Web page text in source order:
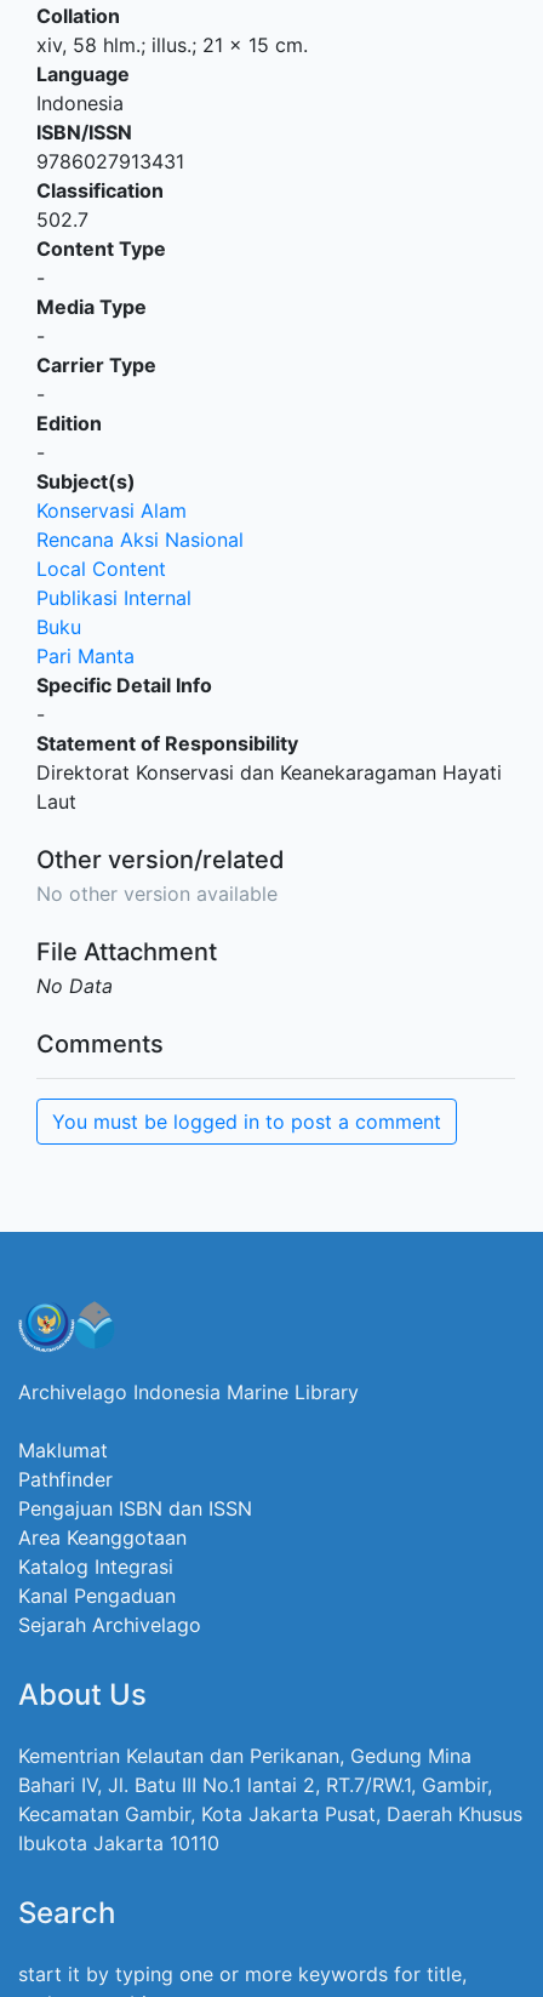
Collation
xiv, 58 hlm.; illus.; 21 x 15 cm.
Language
Indonesia
ISBN/ISSN
9786027913431
Classification
502.7
Content Type
-
Media Type
-
Carrier Type
-
Edition
-
Subject(s)
Konservasi Alam
Rencana Aksi Nasional
Local Content
Publikasi Internal
Buku
Pari Manta
Specific Detail Info
-
Statement of Responsibility
Direktorat Konservasi dan Keanekaragaman Hayati
Laut
Other version/related
No other version available
File Attachment
No Data
Comments
You must be logged in to post a comment
Archivelago Indonesia Marine Library
Maklumat
Pathfinder
Pengajuan ISBN dan ISSN
Area Keanggotaan
Katalog Integrasi
Kanal Pengaduan
Sejarah Archivelago
About Us
Kementrian Kelautan dan Perikanan, Gedung Mina
Bahari IV, Jl. Batu III No.1 lantai 2, RT.7/RW.1, Gambir,
Kecamatan Gambir, Kota Jakarta Pusat, Daerah Khusus
Ibukota Jakarta 10110
Search
start it by typing one or more keywords for title,